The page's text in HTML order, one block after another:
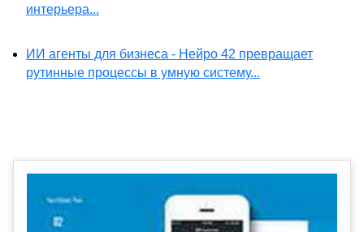
интерьера...
ИИ агенты для бизнеса - Нейро 42 превращает
рутинные процессы в умную систему...